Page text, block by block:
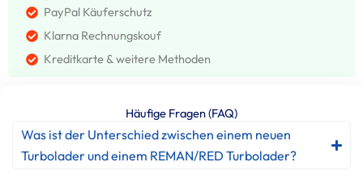
PayPal Käuferschutz
Klarna Rechnungskouf
Kreditkarte & weitere Methoden
Häufige Fragen (FAQ)
Was ist der Unterschied zwischen einem neuen
Turbolader und einem REMAN/RED Turbolader?